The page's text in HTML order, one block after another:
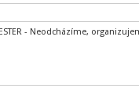
- Neodcházíme,